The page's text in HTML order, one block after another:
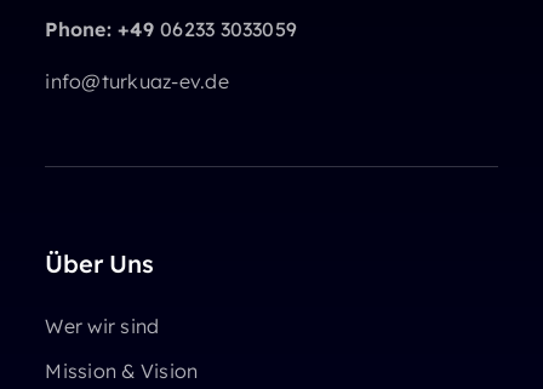
Phone: +4906233 3033059
info@turkuaz-ev.de
Über Uns
Wer wir sind
Mission & Vision